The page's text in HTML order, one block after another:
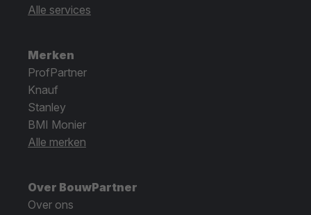
Alle services
Merken
ProfPartner
Knauf
Stanley
BMI Monier
Alle merken
Over BouwPartner
Over ons